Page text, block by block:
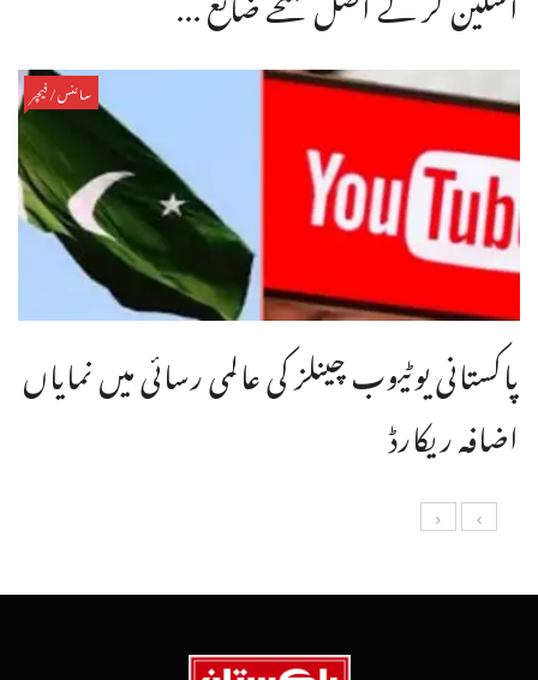
سائنس/فیچر
پاکستانی یوٹیوب چینلز کی عالمی رسائی میں نمایاں
اضافہ ریکارڈ